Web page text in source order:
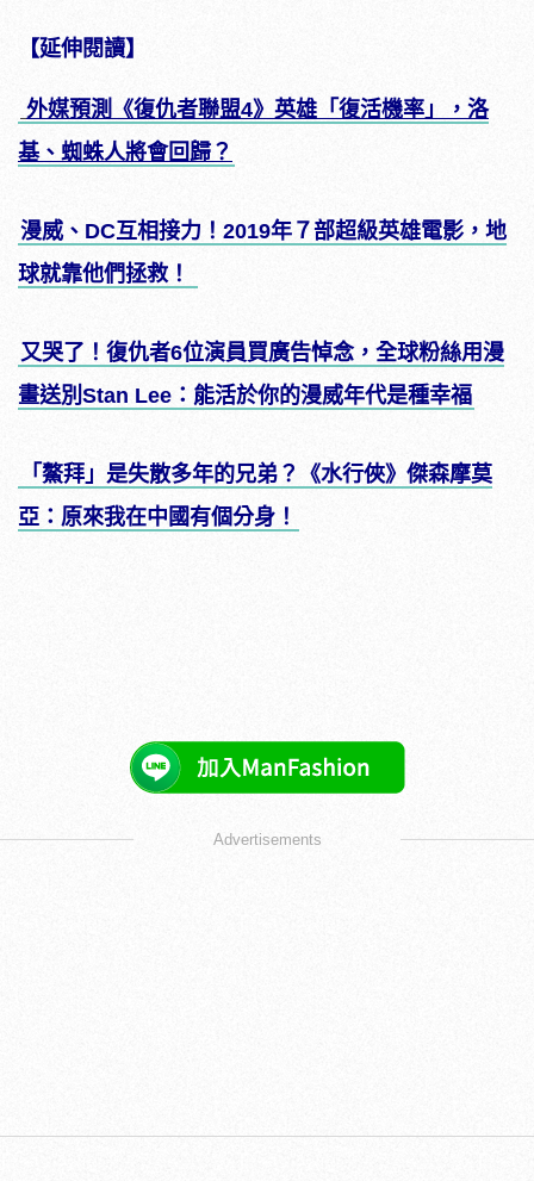
【延伸閱讀】
外媒預測《復仇者聯盟4》英雄「復活機率」，洛
基、蜘蛛人將會回歸？
漫威、DC互相接力！2019年７部超級英雄電影，地
球就靠他們拯救！
又哭了！復仇者6位演員買廣告悼念，全球粉絲用漫
畫送別Stan Lee：能活於你的漫威年代是種幸福
「鰲拜」是失散多年的兄弟？《水行俠》傑森摩莫
亞：原來我在中國有個分身！
Advertisements